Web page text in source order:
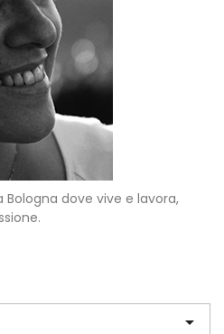
Bologna dove vive e lavora,
